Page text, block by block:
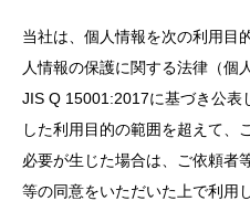
当社は、個人情報を次の利用目
人情報の保護に関する法律（個
JIS Q 15001:2017に基づき公表
した利用目的の範囲を超えて、
必要が生じた場合は、ご依頼者
等の同意をいただいた上で利用